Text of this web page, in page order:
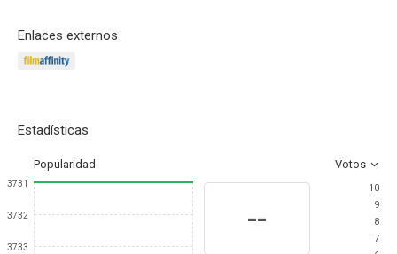
Enlaces externos
Estadísticas
Popularidad Votos
3731
3732
3733
--
10
9
8
7